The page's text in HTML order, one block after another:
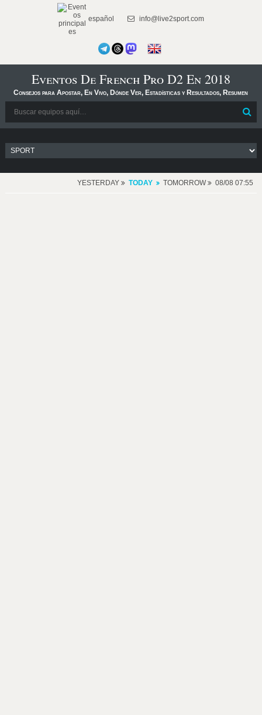
español info@live2sport.com
Eventos De French Pro D2 En 2018
Consejos para Apostar, En Vivo, Dónde Ver, Estadísticas y Resultados, Resumen
YESTERDAY TODAY TOMORROW 08/08 07:55